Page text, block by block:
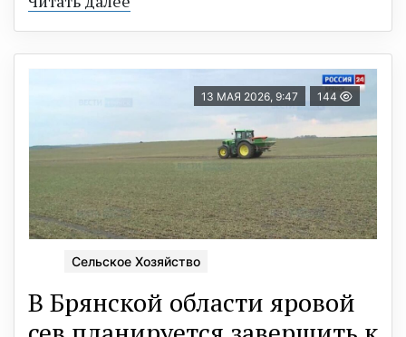
13 МАЯ 2026, 9:47 144
Сельское Хозяйство
В Брянской области яровой